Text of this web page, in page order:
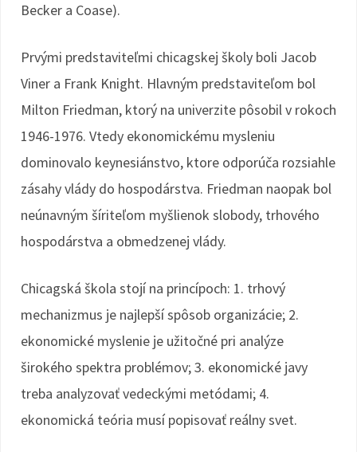
Becker a Coase).
Prvými predstaviteľmi chicagskej školy boli Jacob
Viner a Frank Knight. Hlavným predstaviteľom bol
Milton Friedman, ktorý na univerzite pôsobil v rokoch
1946-1976. Vtedy ekonomickému mysleniu
dominovalo keynesiánstvo, ktore odporúča rozsiahle
zásahy vlády do hospodárstva. Friedman naopak bol
neúnavným šíriteľom myšlienok slobody, trhového
hospodárstva a obmedzenej vlády.
Chicagská škola stojí na princípoch: 1. trhový
mechanizmus je najlepší spôsob organizácie; 2.
ekonomické myslenie je užitočné pri analýze
širokého spektra problémov; 3. ekonomické javy
treba analyzovať vedeckými metódami; 4.
ekonomická teória musí popisovať reálny svet.